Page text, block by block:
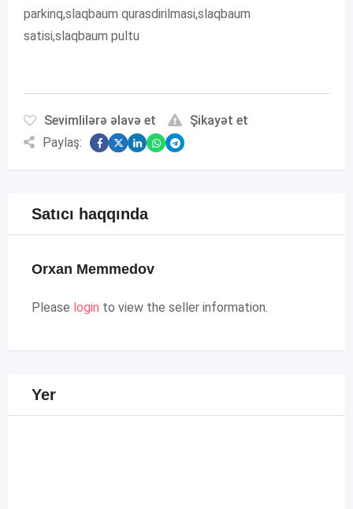
parkinq,slaqbaum qurasdirilmasi,slaqbaum
satisi,slaqbaum pultu
Sevimlilərə əlavə et
Şikayət et
Paylaş:
Satıcı haqqında
Orxan Memmedov
Please login to view the seller information.
Yer